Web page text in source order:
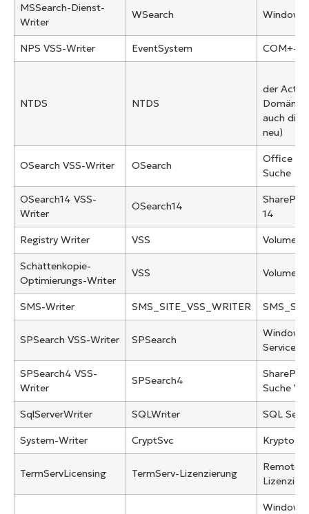
MSSearch-Dienst-
Writer
WSearch
NPS VSS-Writer EventSystem COM+-
NTDS NTDS
der
auch die
neu)
OSearch VSS-Writer OSearch
Office
Suche
OSearch14 VSS-
Writer
OSearch14
14
Registry Writer VSS Volume-
Schattenkopie-
Optimierungs-Writer
VSS Volume-
SMS-Writer SMS_SITE_VSS_WRITER
SPSearch VSS-Writer SPSearch
Windows
Services-
SPSearch4 VSS-
Writer
SPSearch4
Suche V4
SqlServerWriter SQLWriter SQL
System-Writer CryptSvc
TermServLicensing TermServ-Lizenzierung
Remote-
Windows-